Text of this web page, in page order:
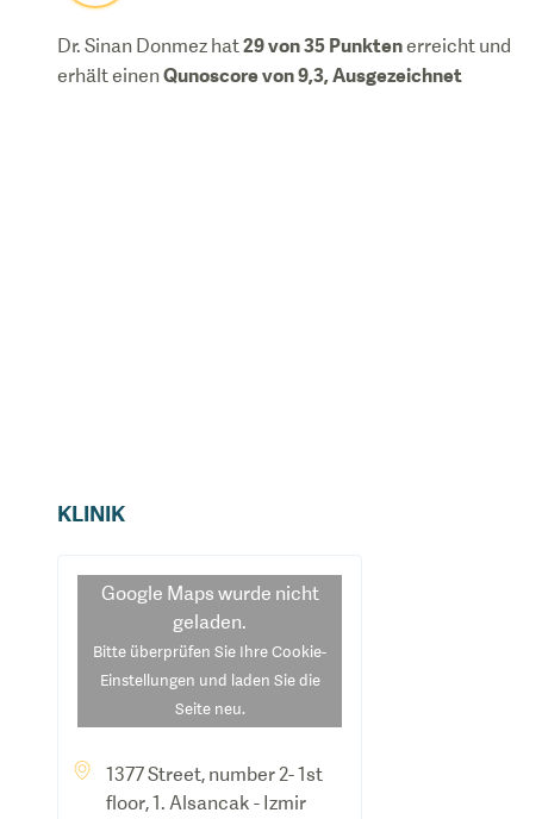
Dr. Sinan Donmez hat29von 35 Punktenerreicht und
erhält einenQunoscore von9,3,Ausgezeichnet
KLINIK
Google Maps wurde nicht
geladen.
Bitte überprüfen Sie Ihre Cookie-
Einstellungen und laden Sie die
Seite neu.
1377 Street, number 2- 1st
floor, 1. Alsancak - Izmir